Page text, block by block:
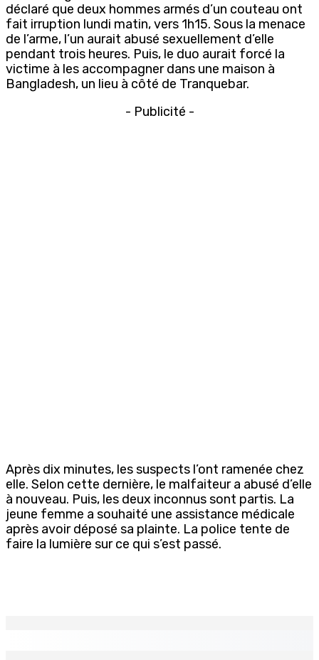
déclaré que deux hommes armés d’un couteau ont
fait irruption lundi matin, vers 1h15. Sous la menace
de l’arme, l’un aurait abusé sexuellement d’elle
pendant trois heures. Puis, le duo aurait forcé la
victime à les accompagner dans une maison à
Bangladesh, un lieu à côté de Tranquebar.
- Publicité -
Après dix minutes, les suspects l’ont ramenée chez
elle. Selon cette dernière, le malfaiteur a abusé d’elle
à nouveau. Puis, les deux inconnus sont partis. La
jeune femme a souhaité une assistance médicale
après avoir déposé sa plainte. La police tente de
faire la lumière sur ce qui s’est passé.